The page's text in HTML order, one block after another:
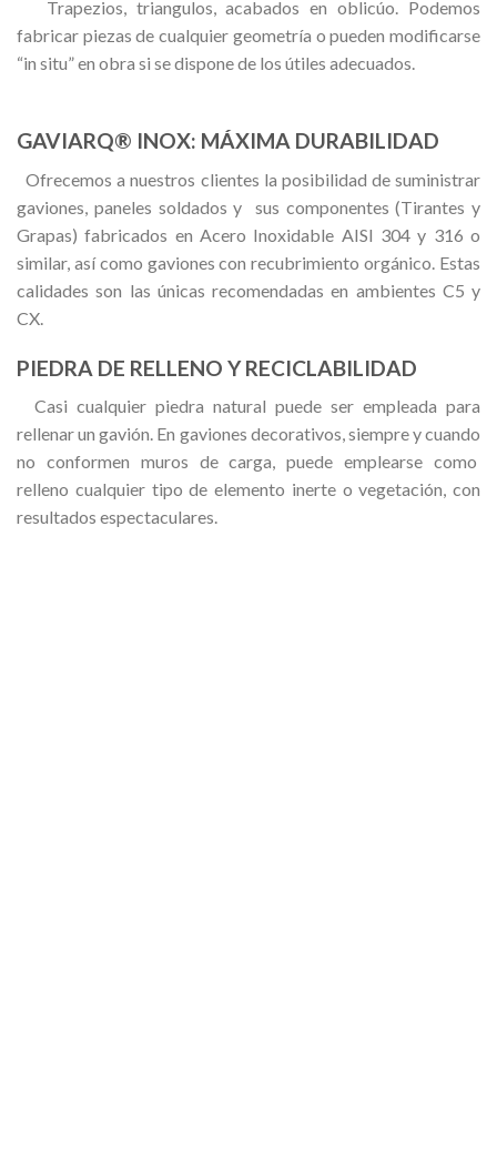
Trapezios, triangulos, acabados en oblicúo. Podemos
fabricar piezas de cualquier geometría o pueden modificarse
“in situ” en obra si se dispone de los útiles adecuados.
GAVIARQ® INOX: MÁXIMA DURABILIDAD
Ofrecemos a nuestros clientes la posibilidad de suministrar
gaviones, paneles soldados y sus componentes (Tirantes y
Grapas) fabricados en Acero Inoxidable AISI 304 y 316 o
similar, así como gaviones con recubrimiento orgánico. Estas
calidades son las únicas recomendadas en ambientes C5 y
CX.
PIEDRA DE RELLENO Y RECICLABILIDAD
Casi cualquier piedra natural puede ser empleada para
rellenar un gavión. En gaviones decorativos, siempre y cuando
no conformen muros de carga, puede emplearse como
relleno cualquier tipo de elemento inerte o vegetación, con
resultados espectaculares.